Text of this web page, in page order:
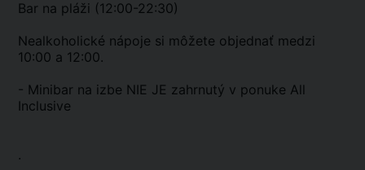
Bar na pláži (12:00-22:30)
Nealkoholické nápoje si môžete objednať medzi
10:00 a 12:00.
- Minibar na izbe NIE JE zahrnutý v ponuke All
Inclusive
.